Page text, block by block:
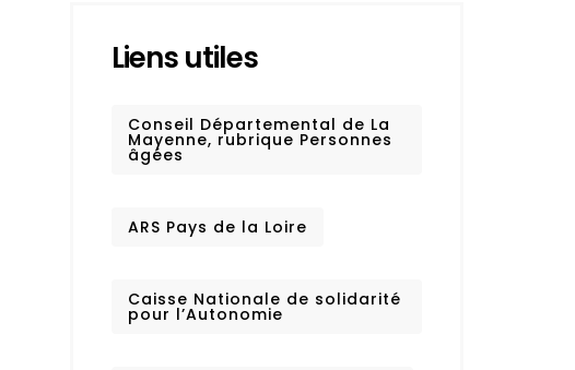
Liens utiles
Conseil Départemental de La
Mayenne, rubrique Personnes
âgées
ARS Pays de la Loire
Caisse Nationale de solidarité
pour l’Autonomie